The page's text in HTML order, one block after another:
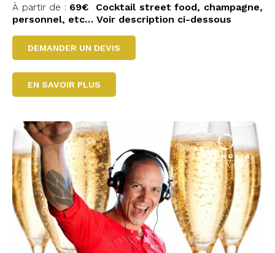
À partir de : 69€
Cocktail street food, champagne,
personnel, etc… Voir description ci-dessous
DEMANDER UN DEVIS
EN SAVOIR PLUS